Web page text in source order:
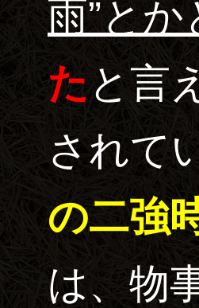
雨”とか
たと言
されて
の二強
は、物